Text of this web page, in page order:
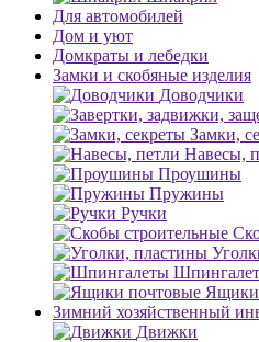
Для автомобилей
Дом и уют
Домкраты и лебедки
Замки и скобяные изделия
Доводчики
Замки,
Навесы,
Проушины
Пружины
Ручки
Ящики
Зимний хозяйственный
Движки